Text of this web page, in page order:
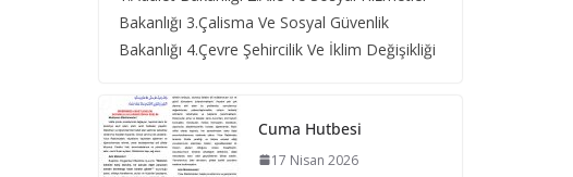
Bakanlığı 3.Çalisma Ve Sosyal Güvenlik
Bakanlığı 4.Çevre Şehircilik Ve İklim Değişikliği
Cuma Hutbesi
17 Nisan 2026